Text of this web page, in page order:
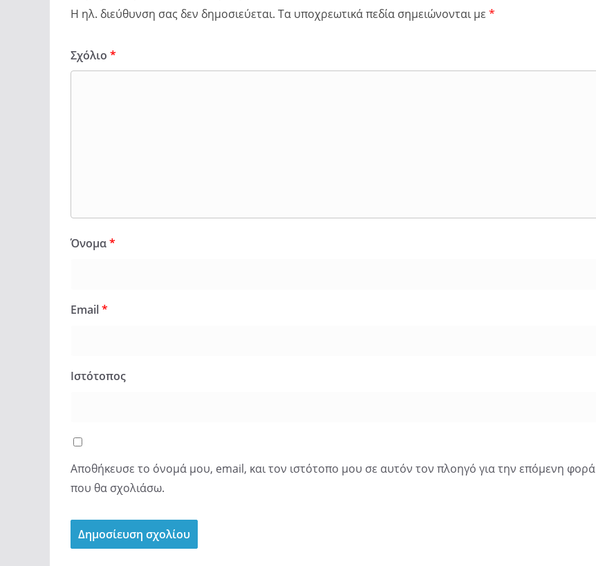
Η ηλ. διεύθυνση σας δεν δημοσιεύεται. Τα υποχρεωτικά πεδία σημειώνονται με *
Σχόλιο *
Όνομα*
Email*
Ιστότοπος
Αποθήκευσε το όνομά μου, email, και τον ιστότοπο μου σε αυτόν τον πλοηγό για την επόμενη φορά
που θα σχολιάσω.